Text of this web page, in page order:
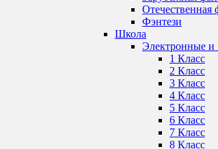
Отечественная
Фэнтези
Школа
Электронные и
1 Класс
2 Класс
3 Класс
4 Класс
5 Класс
6 Класс
7 Класс
8 Класс